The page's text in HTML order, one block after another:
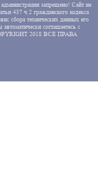
запрещено! Сайт не
437 ч.2 гражданского кодекса
сбора технических данных его
соглашаетесь с
2018 ВСЕ ПРАВА